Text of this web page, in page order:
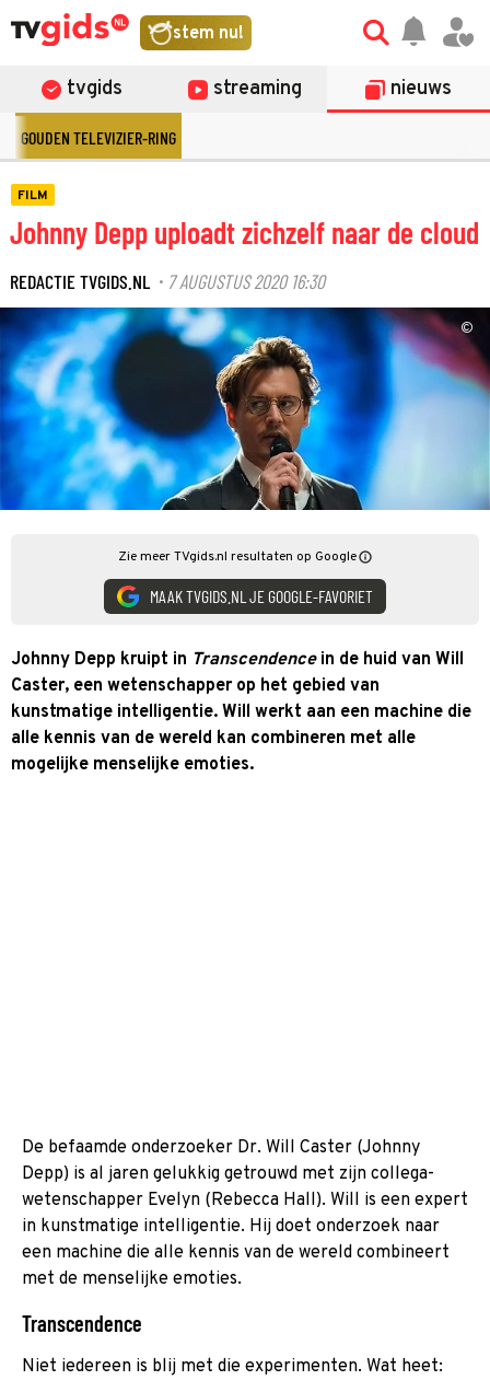
stem nu!
tvgids streaming nieuws
GOUDEN TELEVIZIER-RING
FILM
Johnny Depp uploadt zichzelf naar de cloud
REDACTIE TVGIDS.NL· 7 AUGUSTUS 2020 16:30
©
Zie meer TVgids.nl resultaten op Google
MAAK TVGIDS.NL JE GOOGLE-FAVORIET
Johnny Depp kruipt in Transcendence in de huid van Will
Caster, een wetenschapper op het gebied van
kunstmatige intelligentie. Will werkt aan een machine die
alle kennis van de wereld kan combineren met alle
mogelijke menselijke emoties.
De befaamde onderzoeker Dr. Will Caster (Johnny
Depp) is al jaren gelukkig getrouwd met zijn collega-
wetenschapper Evelyn (Rebecca Hall). Will is een expert
in kunstmatige intelligentie. Hij doet onderzoek naar
een machine die alle kennis van de wereld combineert
met de menselijke emoties.
Transcendence
Niet iedereen is blij met die experimenten. Wat heet: